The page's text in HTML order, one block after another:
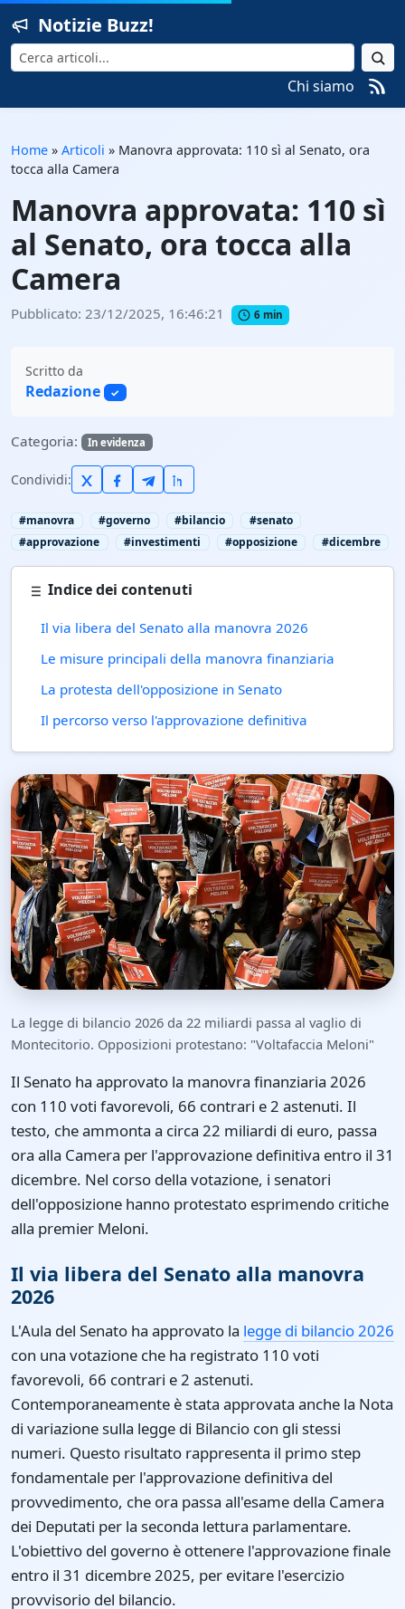
Notizie Buzz!
Cerca
Chi siamo
Home » Articoli » Manovra approvata: 110 sì al Senato, ora
tocca alla Camera
Manovra approvata: 110 sì
al Senato, ora tocca alla
Camera
Pubblicato: 23/12/2025, 16:46:21 6 min
Scritto da
Redazione ✓
Categoria: In evidenza
Condividi:
#manovra #governo #bilancio
#senato
#approvazione
#investimenti #opposizione #dicembre
Indice dei contenuti
Il via libera del Senato alla manovra 2026
Le misure principali della manovra finanziaria
La protesta dell'opposizione in Senato
Il percorso verso l'approvazione definitiva
La legge di bilancio 2026 da 22 miliardi passa al vaglio di
Montecitorio. Opposizioni protestano: "Voltafaccia Meloni"
Il Senato ha approvato la manovra finanziaria 2026
con 110 voti favorevoli, 66 contrari e 2 astenuti. Il
testo, che ammonta a circa 22 miliardi di euro, passa
ora alla Camera per l'approvazione definitiva entro il 31
dicembre. Nel corso della votazione, i senatori
dell'opposizione hanno protestato esprimendo critiche
alla premier Meloni.
Il via libera del Senato alla manovra
2026
L'Aula del Senato ha approvato la legge di bilancio 2026
con una votazione che ha registrato 110 voti
favorevoli, 66 contrari e 2 astenuti.
Contemporaneamente è stata approvata anche la Nota
di variazione sulla legge di Bilancio con gli stessi
numeri. Questo risultato rappresenta il primo step
fondamentale per l'approvazione definitiva del
provvedimento, che ora passa all'esame della Camera
dei Deputati per la seconda lettura parlamentare.
L'obiettivo del governo è ottenere l'approvazione finale
entro il 31 dicembre 2025, per evitare l'esercizio
provvisorio del bilancio.